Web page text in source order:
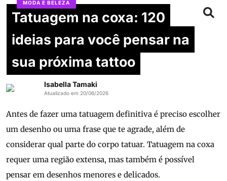
MODA E BELEZA
Tatuagem na coxa: 120
ideias para você pensar na
sua próxima tattoo
Isabella Tamaki
Atualizado em 20/06/2026
Antes de fazer uma tatuagem definitiva é preciso escolher
um desenho ou uma frase que te agrade, além de
considerar qual parte do corpo tatuar. Tatuagem na coxa
requer uma região extensa, mas também é possível
pensar em desenhos menores e delicados.